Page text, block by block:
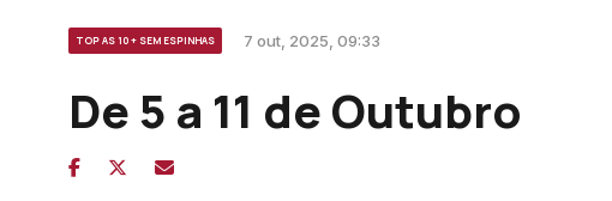
TOP AS 10 + SEM ESPINHAS 7 out, 2025, 09:33
De 5 a 11 de Outubro